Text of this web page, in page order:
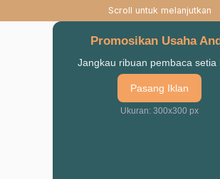
Scroll untuk melanjutkan
Promosikan Usaha
Jangkau ribuan pembaca setia
Pasang Iklan
Ukuran: 300x300 px